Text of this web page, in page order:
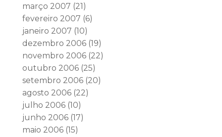
março 2007 (21)
fevereiro 2007 (6)
janeiro 2007 (10)
dezembro 2006(19)
novembro 2006(22)
outubro 2006(25)
setembro 2006(20)
agosto 2006(22)
julho 2006(10)
junho 2006(17)
maio 2006(15)